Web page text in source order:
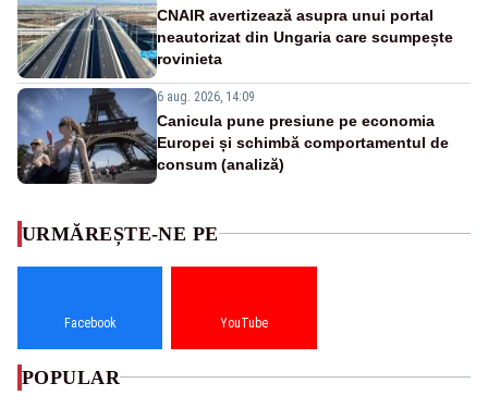
CNAIR avertizează asupra unui portal
neautorizat din Ungaria care scumpește
rovinieta
6 aug. 2026, 14:09
Canicula pune presiune pe economia
Europei și schimbă comportamentul de
consum (analiză)
URMĂREȘTE-NE PE
Facebook YouTube
POPULAR